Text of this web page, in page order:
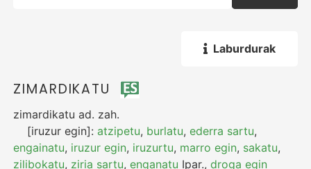
Laburdurak
ZIMARDIKATU
zimardikatu ad. zah.
[iruzur egin]:atzipetu, burlatu,ederra sartu,
engainatu, iruzur egin, iruzurtu, marro egin, sakatu,
zilibokatu, ziria sartu,enganatu Ipar.,droga egin